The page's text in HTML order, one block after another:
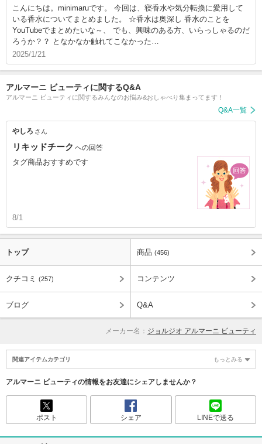
こんにちは。minimaruです。 今回は、寝香水や気分転換に愛用して
いる香水についてまとめました。 ☆香水は奥深し 香水のことを
YouTubeでまとめたいな～、 でも、興味のある方、いらっしゃるのだ
ろうか？？ となかなか触れてこなかった…
2025/1/21
アルマーニ ビューティに関するQ&A
アルマーニ ビューティに関するみんなのお悩み&おしゃべり集まってます！
Q&A一覧
やしろ さん
リキッドチーク への回答
タグ商品おすすめです
8/1
トップ 商品 (456)
クチコミ (257) コンテンツ
ブログ Q&A
メーカー名： ジョルジオ アルマーニ ビューティ
関連アイテムカテゴリ もっとみる
アルマーニ ビューティの情報をお友達にシェアしませんか？
ポスト シェア LINEで送る